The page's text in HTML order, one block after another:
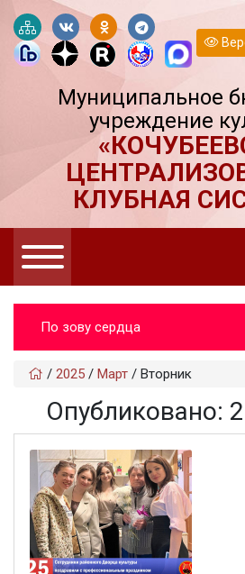
Муниципальное
учреждение
КЛУБНАЯ
По зову сердца
/ 2025 / Март / Вторник
Опубликовано: